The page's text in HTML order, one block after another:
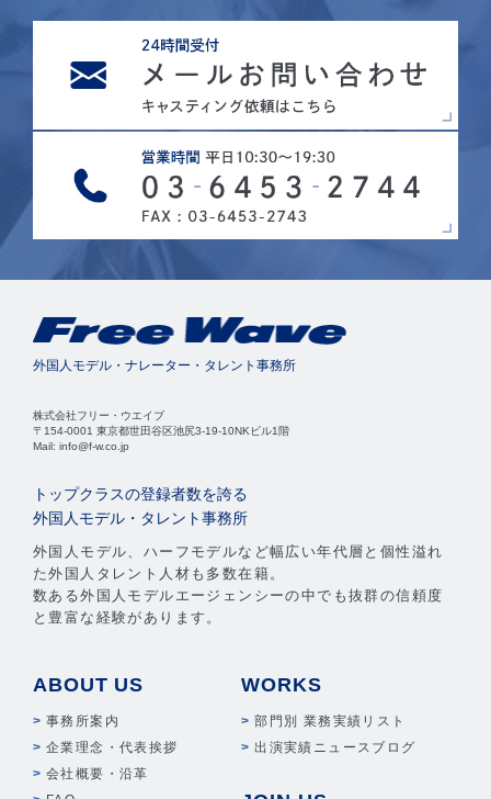
外国人モデル・ナレーター・タレント事務所
株式会社フリー・ウエイブ
〒154-0001 東京都世田谷区池尻3-19-10NKビル1階
Mail: info@f-w.co.jp
トップクラスの登録者数を誇る
外国人モデル・タレント事務所
外国人モデル、ハーフモデルなど幅広い年代層と個性溢れ
た外国人タレント人材も多数在籍。
数ある外国人モデルエージェンシーの中でも抜群の信頼度
と豊富な経験があります。
ABOUT US
事務所案内
企業理念・代表挨拶
会社概要・沿革
WORKS
部門別 業務実績リスト
出演実績ニュースブログ